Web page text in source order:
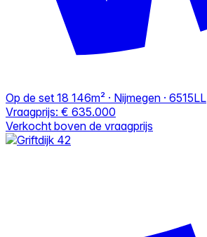
Op de set 18 146m² · Nijmegen · 6515LL
Vraagprijs: € 635.000
Verkocht boven de vraagprijs